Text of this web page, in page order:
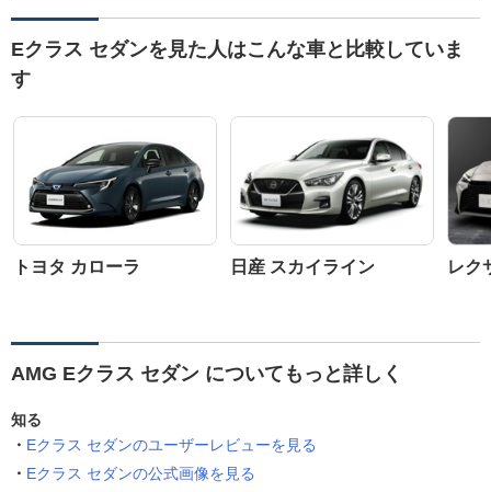
Eクラス セダンを見た人はこんな車と比較していま
す
トヨタ カローラ 日産 スカイライン レク
AMG Eクラス セダン についてもっと詳しく
知る
Eクラス セダンのユーザーレビューを見る
Eクラス セダンの公式画像を見る